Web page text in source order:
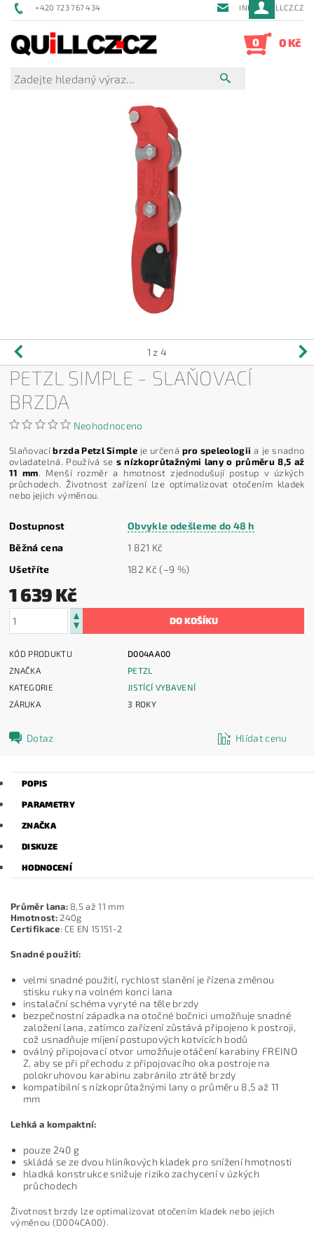
+420 723 767 434 INFO@QUILLCZ.CZ
0 0 Kč
1 z 4
PETZL SIMPLE - SLAŇOVACÍ
BRZDA
Neohodnoceno
Slaňovacíbrzda Petzl Simple je určená pro speleologii a je snadno
ovladatelná. Používá se s nízkoprůtažnými lany o průměru 8,5 až
11 mm. Menší rozměr a hmotnost zjednodušují postup v úzkých
průchodech. Životnost zařízení lze optimalizovat otočením kladek
nebo jejich výměnou.
Dostupnost
Obvykle odešleme do 48 h
Běžná cena
1 821 Kč
Ušetříte
182 Kč(–9 %)
1 639 Kč
KÓD PRODUKTU
D004AA00
ZNAČKA
PETZL
KATEGORIE
JISTÍCÍ VYBAVENÍ
ZÁRUKA
3 ROKY
Dotaz Hlídat cenu
POPIS
PARAMETRY
ZNAČKA
DISKUZE
HODNOCENÍ
Průměr lana:8,5 až 11 mm
Hmotnost:240g
Certifikace: CE EN 15151-2
Snadné použití:
velmi snadné použití, rychlost slanění je řízena změnou
stisku ruky na volném konci lana
instalační schéma vyryté na těle brzdy
bezpečnostní západka na otočné bočnici umožňuje snadné
založení lana, zatímco zařízení zůstává připojeno k postroji,
což usnadňuje míjení postupových kotvících bodů
oválný připojovací otvor umožňuje otáčení karabiny FREINO
Z, aby se při přechodu z připojovacího oka postroje na
polokruhovou karabinu zabránilo ztrátě brzdy
kompatibilní s nízkoprůtažnými lany o průměru 8,5 až 11
mm
Lehká a kompaktní:
pouze 240 g
skládá se ze dvou hliníkových kladek pro snížení hmotnosti
hladká konstrukce snižuje riziko zachycení v úzkých
průchodech
Životnost brzdy lze optimalizovat otočením kladek nebo jejich
výměnou (D004CA00).